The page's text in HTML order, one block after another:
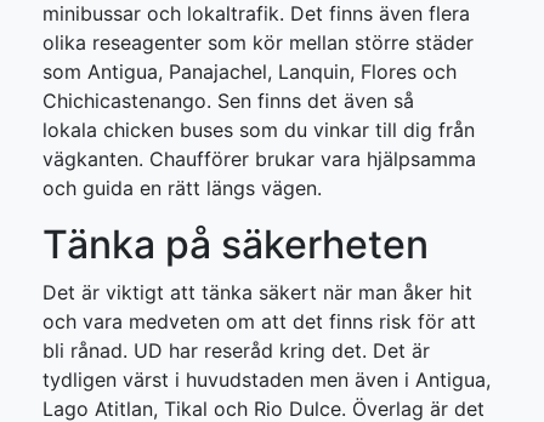
minibussar och lokal­trafik. Det finns även flera
olika reseagenter som kör mellan större städer
som Antigua, Panajachel, Lanquin, Flores och
Chichicastenango. Sen finns det även så
lokala chicken buses som du vinkar till dig från
vägkanten. Chaufförer brukar vara hjälpsamma
och guida en rätt längs vägen.
Tänka på säkerheten
Det är viktigt att tänka säkert när man åker hit
och vara medveten om att det finns risk för att
bli rånad. UD har reseråd kring det. Det är
tydligen värst i huvudstaden men även i Antigua,
Lago Atitlan, Tikal och Rio Dulce. Överlag är det